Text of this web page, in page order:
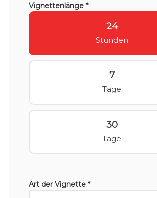
Vignettenlänge *
24
Stunden
7
Tage
30
Tage
Art der Vignette *